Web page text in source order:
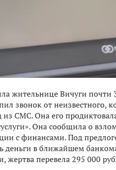
жительнице Вичуги почти
звонок от неизвестного,
СМС. Она его
Она сообщила о
с финансами. Под
деньги в ближайшем
жертва перевела 295 000